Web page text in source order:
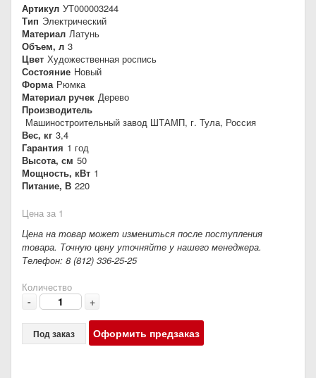
Артикул УТ000003244
Тип Электрический
Материал Латунь
Объем, л 3
Цвет Художественная роспись
Состояние Новый
Форма Рюмка
Материал ручек Дерево
Производитель
Машиностроительный завод ШТАМП, г. Тула, Россия
Вес, кг 3,4
Гарантия 1 год
Высота, см 50
Мощность, кВт 1
Питание, В 220
Цена за 1
Цена на товар может измениться после поступления
товара. Точную цену уточняйте у нашего менеджера.
Телефон: 8 (812) 336-25-25
Количество
- +
Под заказ Оформить предзаказ